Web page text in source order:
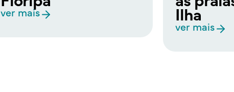
ver mais Ilha
ver mais